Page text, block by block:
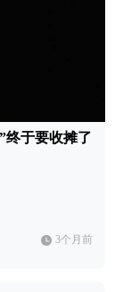
终于要收摊了
3个月前